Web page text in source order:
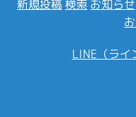
新規投稿 検索 お知らせ
LINE（ライ